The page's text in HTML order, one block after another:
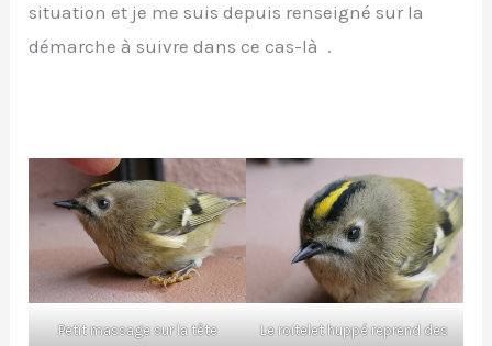
situation et je me suis depuis renseigné sur la
démarche à suivre dans ce cas-là .
Petit massage sur la tête
Le roitelet huppé reprend des